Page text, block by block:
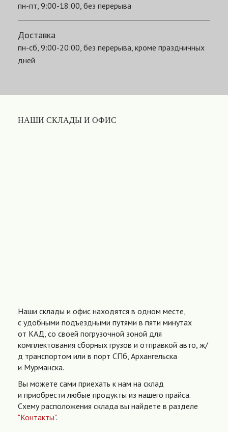
пн-пт, 9:00-18:00, без перерыва
Доставка
пн-сб, 9:00-20:00, без перерыва, кроме праздничных
дней
НАШИ СКЛАДЫ И ОФИС
Наши склады и офис находятся в одном месте,
с удобными подъездными путями в пяти минутах
от КАД, со своей погрузочной зоной для
комплектования сборных грузов и отправкой авто, ж/
д транспортом или в порт СПб, Архангельска
и Мурманска.
Вы можете сами приехать к нам на склад
и приобрести любые продукты из нашего прайса.
Схему расположения склада вы найдете в разделе
"Контакты".